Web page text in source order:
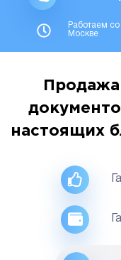
Работаем
Москве
настоящих